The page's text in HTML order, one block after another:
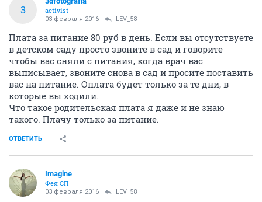
3
activist
03 февраля 2016 LEV_58
Плата за питание 80 руб в день. Если вы отсутствуете
в детском саду просто звоните в сад и говорите
чтобы вас сняли с питания, когда врач вас
выписывает, звоните снова в сад и просите поставить
вас на питание. Оплата будет только за те дни, в
которые вы ходили.
Что такое родительская плата я даже и не знаю
такого. Плачу только за питание.
ОТВЕТИТЬ
Imagine
Фея СП
03 февраля 2016 LEV_58